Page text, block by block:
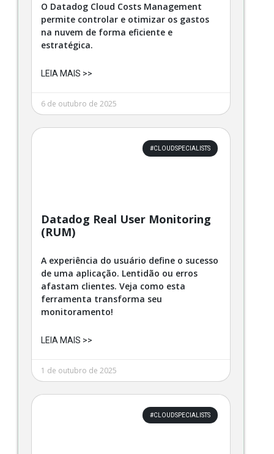
O Datadog Cloud Costs Management
permite controlar e otimizar os gastos
na nuvem de forma eficiente e
estratégica.
LEIA MAIS >>
6 de outubro de 2025
#CLOUDSPECIALISTS
Datadog Real User Monitoring
(RUM)
A experiência do usuário define o sucesso
de uma aplicação. Lentidão ou erros
afastam clientes. Veja como esta
ferramenta transforma seu
monitoramento!
LEIA MAIS >>
1 de outubro de 2025
#CLOUDSPECIALISTS